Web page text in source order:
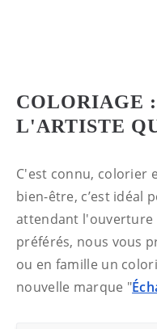
COLORIAGE
L'ARTISTE
C'est connu, colorier
bien-être, c’est idéal
attendant l'ouverture
préférés, nous vous
ou en famille un
nouvelle marque "